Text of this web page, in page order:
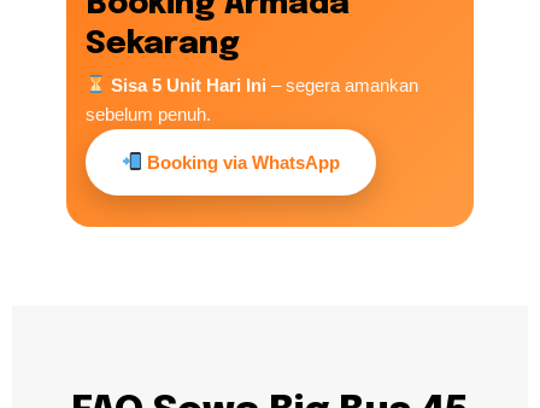
Sekarang
Sisa 5 Unit Hari Ini – segera amankan
sebelum penuh.
Booking via WhatsApp